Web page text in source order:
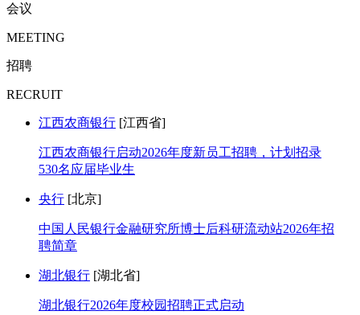
会议
MEETING
招聘
RECRUIT
江西农商银行 [江西省]
江西农商银行启动2026年度新员工招聘，计划招录
530名应届毕业生
央行 [北京]
中国人民银行金融研究所博士后科研流动站2026年招
聘简章
湖北银行 [湖北省]
湖北银行2026年度校园招聘正式启动